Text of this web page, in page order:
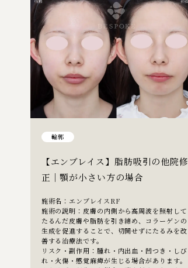
輪郭
【エンブレイス】脂肪吸引の他院修
正│顎が小さい方の場合
施術名：エンブレイスRF
施術の説明：皮膚の内側から高周波を照射して
たるんだ皮膚や脂肪を引き締め、コラーゲンの
生成を促進することで、切開せずにたるみを改
善する治療法です。
リスク・副作用：腫れ・内出血・凹つき・しび
れ・火傷・感覚麻痺が生じる場合があります。